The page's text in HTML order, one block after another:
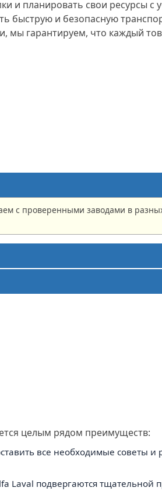
и планировать свои ресурсы
быструю и безопасную
мы гарантируем, что каждый
с проверенными заводами в
целым рядом преимуществ:
все необходимые советы
подвергаются тщательной